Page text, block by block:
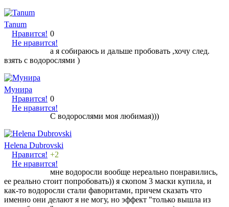
Tanum
Нравится!
Не нравится!
0
а я собираюсь и дальше пробовать ,хочу след.
взять с водорослями )
Мунира
Нравится!
Не нравится!
0
С водорослями моя любимая)))
Helena Dubrovski
Нравится!
Не нравится!
+2
мне водоросли вообще нереально понравились,
ее реально стоит попробовать)) я скопом 3 маски купила, и
как-то водоросли стали фаворитами, причем сказать что
именно они делают я не могу, но эффект "только вышла из